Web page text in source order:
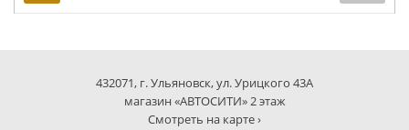
432071, г. Ульяновск, ул. Урицкого 43А
магазин «АВТОСИТИ» 2 этаж
Смотреть на карте ›